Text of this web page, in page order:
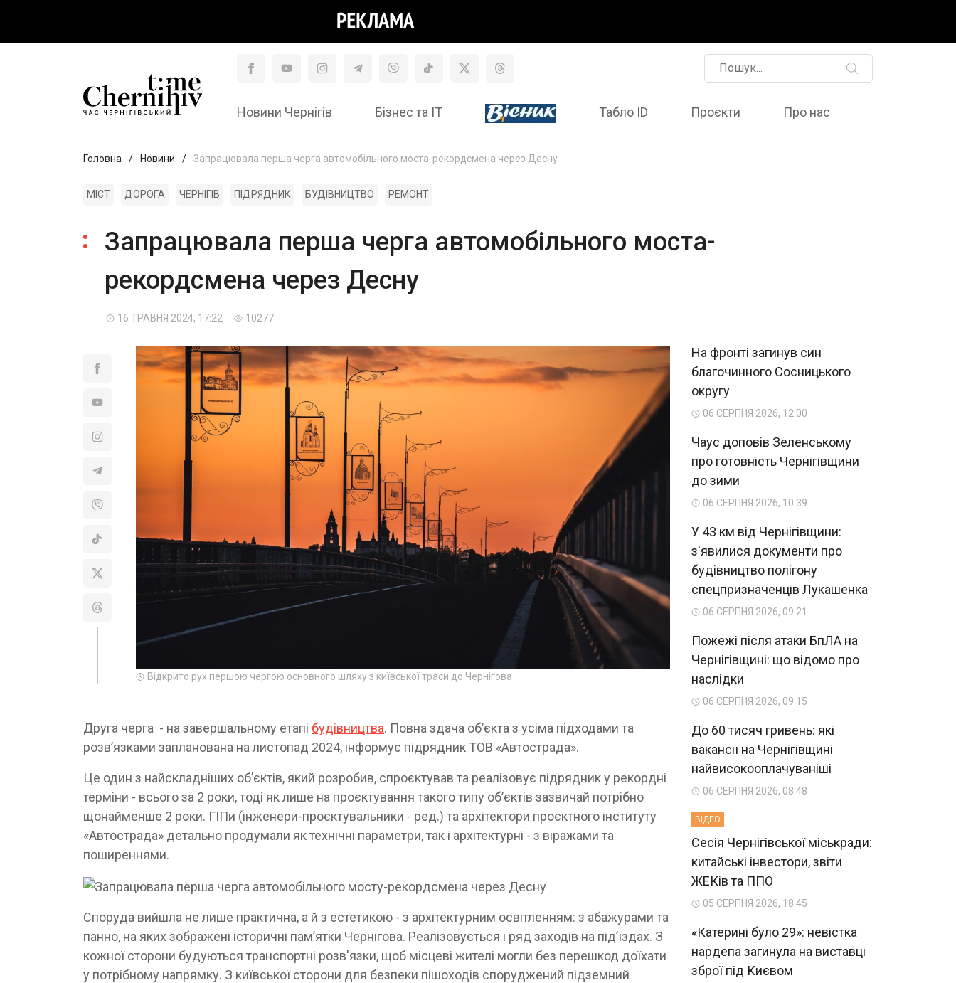
Новини Чернігів Бізнес та ІТ Табло ID Проєкти Про нас
Головна Новини Запрацювала перша черга автомобільного моста-рекордсмена через Десну
МІСТ ДОРОГА ЧЕРНІГІВ ПІДРЯДНИК БУДІВНИЦТВО РЕМОНТ
Запрацювала перша черга автомобільного моста-
рекордсмена через Десну
16 ТРАВНЯ 2024, 17:22 10277
Відкрито рух першою чергою основного шляху з київської траси до Чернігова
Друга черга - на завершальному етапі будівництва. Повна здача об’єкта з усіма підходами та
розв’язками запланована на листопад 2024, інформує підрядник ТОВ «Автострада».
Це один з найскладніших об’єктів, який розробив, спроєктував та реалізовує підрядник у рекордні
терміни - всього за 2 роки, тоді як лише на проєктування такого типу об’єктів зазвичай потрібно
щонайменше 2 роки. ГІПи (інженери-проєктувальники - ред.) та архітектори проєктного інституту
«Автострада» детально продумали як технічні параметри, так і архітектурні - з віражами та
поширеннями.
Споруда вийшла не лише практична, а й з естетикою - з архітектурним освітленням: з абажурами та
панно, на яких зображені історичні пам’ятки Чернігова. Реалізовується і ряд заходів на під’їздах. З
кожної сторони будуються транспортні розв'язки, щоб місцеві жителі могли без перешкод доїхати
у потрібному напрямку. З київської сторони для безпеки пішоходів споруджений підземний
На фронті загинув син
благочинного Сосницького
округу
06 СЕРПНЯ 2026, 12:00
Чаус доповів Зеленському
про готовність Чернігівщини
до зими
06 СЕРПНЯ 2026, 10:39
У 43 км від Чернігівщини:
з'явилися документи про
будівництво полігону
спецпризначенців Лукашенка
06 СЕРПНЯ 2026, 09:21
Пожежі після атаки БпЛА на
Чернігівщині: що відомо про
наслідки
06 СЕРПНЯ 2026, 09:15
До 60 тисяч гривень: які
вакансії на Чернігівщині
найвисокооплачуваніші
06 СЕРПНЯ 2026, 08:48
ВIДЕО
Сесія Чернігівської міськради:
китайські інвестори, звіти
ЖЕКів та ППО
05 СЕРПНЯ 2026, 18:45
«Катерині було 29»: невістка
нардепа загинула на виставці
зброї під Києвом